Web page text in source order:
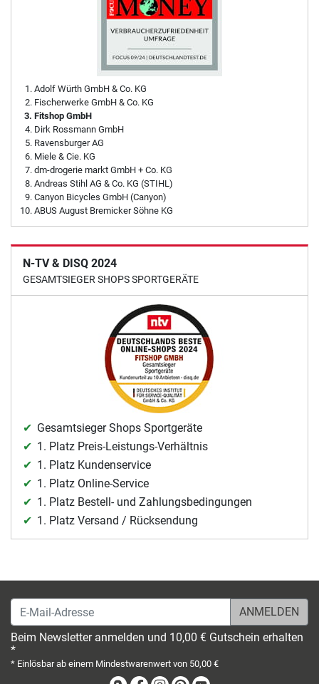
Adolf Würth GmbH & Co. KG
Fischerwerke GmbH & Co. KG
Fitshop GmbH
Dirk Rossmann GmbH
Ravensburger AG
Miele & Cie. KG
dm-drogerie markt GmbH + Co. KG
Andreas Stihl AG & Co. KG (STIHL)
Canyon Bicycles GmbH (Canyon)
ABUS August Bremicker Söhne KG
N-TV & DISQ 2024
GESAMTSIEGER SHOPS SPORTGERÄTE
Gesamtsieger Shops Sportgeräte
1. Platz Preis-Leistungs-Verhältnis
1. Platz Kundenservice
1. Platz Online-Service
1. Platz Bestell- und Zahlungsbedingungen
1. Platz Versand / Rücksendung
E-Mail-Adresse
Beim Newsletter anmelden und 10,00 € Gutschein erhalten
*
* Einlösbar ab einem Mindestwarenwert von 50,00 €